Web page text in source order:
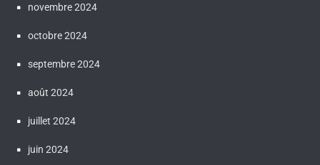
novembre 2024
octobre 2024
septembre 2024
août 2024
juillet 2024
juin 2024